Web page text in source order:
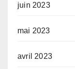
juin 2023
mai 2023
avril 2023